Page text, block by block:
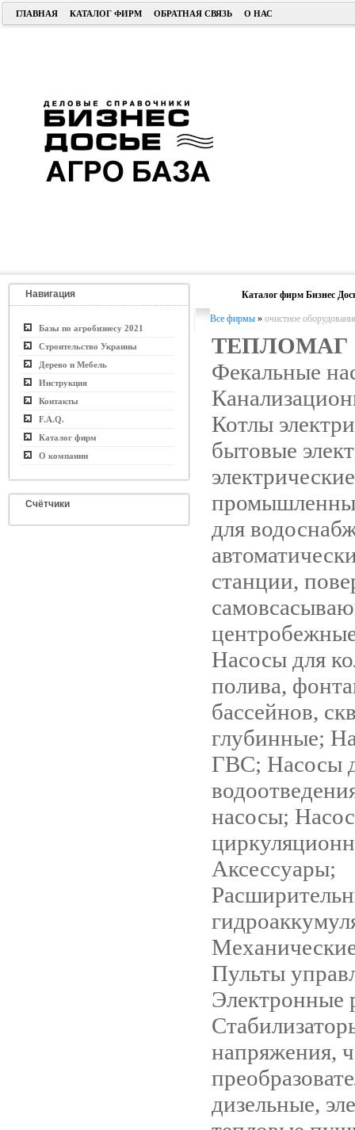
ГЛАВНАЯ КАТАЛОГ ФИРМ ОБРАТНАЯ СВЯЗЬ О НАС
Навигация
Базы по агробизнесу 2021
Строительство Украины
Дерево и Мебель
Инструкция
Контакты
F.A.Q.
Каталог фирм
О компании
Счётчики
Каталог фирм Бизнес
Все фирмы » очистное
ТЕПЛОМАГ
Фекальные
Котлы
бытовые
электрические
для
станции,
Насосы для
полива,
бассейнов,
глубинные;
ГВС; Насосы
насосы;
Аксессуары;
Пульты
Электронные
напряжения,
дизельные,